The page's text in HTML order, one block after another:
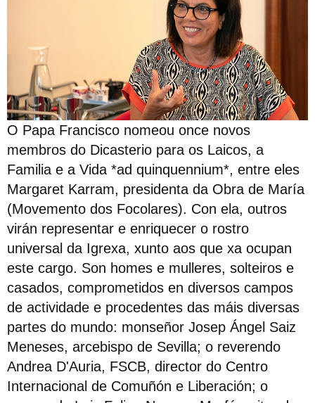
O Papa Francisco nomeou once novos
membros do Dicasterio para os Laicos, a
Familia e a Vida *ad quinquennium*, entre eles
Margaret Karram, presidenta da Obra de María
(Movemento dos Focolares). Con ela, outros
virán representar e enriquecer o rostro
universal da Igrexa, xunto aos que xa ocupan
este cargo. Son homes e mulleres, solteiros e
casados, comprometidos en diversos campos
de actividade e procedentes das máis diversas
partes do mundo: monseñor Josep Ángel Saiz
Meneses, arcebispo de Sevilla; o reverendo
Andrea D'Auria, FSCB, director do Centro
Internacional de Comuñón e Liberación; o